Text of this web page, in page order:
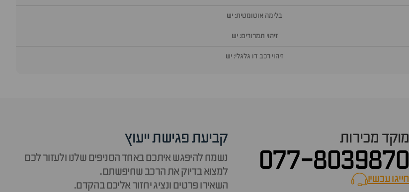
בלימה אוטומטית: יש
זיהוי תמרורים: יש
זיהוי רכב דו גלגלי: יש
מוקד מכירות
077-8039870
חייגו עכשיוcall now
קביעת פגישת ייעוץ
נשמח להיפגש איתכם באחד הסניפים שלנו ולעזור לכם
למצוא בדיוק את הרכב שחיפשתם.
השאירו פרטים ונציג יחזור אליכם בהקדם.